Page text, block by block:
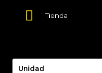
Tienda